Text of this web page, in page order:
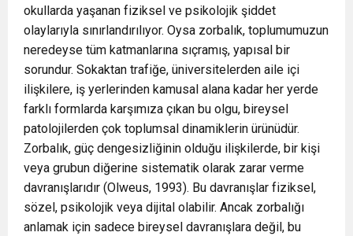
okullarda yaşanan fiziksel ve psikolojik şiddet
olaylarıyla sınırlandırılıyor. Oysa zorbalık, toplumumuzun
neredeyse tüm katmanlarına sıçramış, yapısal bir
sorundur. Sokaktan trafiğe, üniversitelerden aile içi
ilişkilere, iş yerlerinden kamusal alana kadar her yerde
farklı formlarda karşımıza çıkan bu olgu, bireysel
patolojilerden çok toplumsal dinamiklerin ürünüdür.
Zorbalık, güç dengesizliğinin olduğu ilişkilerde, bir kişi
veya grubun diğerine sistematik olarak zarar verme
davranışlarıdır (Olweus, 1993). Bu davranışlar fiziksel,
sözel, psikolojik veya dijital olabilir. Ancak zorbalığı
anlamak için sadece bireysel davranışlara değil, bu